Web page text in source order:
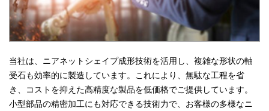
当社は、ニアネットシェイプ成形技術を活用し、複雑な形状の軸
受石も効率的に製造しています。これにより、無駄な工程を省
き、コストを抑えた高精度な製品を低価格でご提供しています。
小型部品の精密加工にも対応できる技術力で、お客様の多様なニ